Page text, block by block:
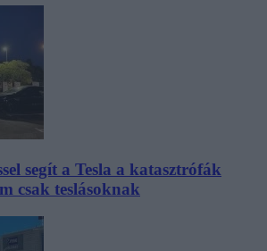
segít a Tesla a katasztrófák
csak teslásoknak